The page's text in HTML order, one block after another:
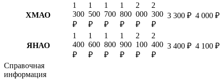
ХМАО
1
300
₽
1
500
₽
1
700
₽
1
800
₽
2
000
₽
2
300
₽
3 300 ₽ 4 000 ₽
ЯНАО
1
400
₽
1
600
₽
1
800
₽
1
900
₽
2
100
₽
2
400
₽
3 400 ₽ 4 100 ₽
Справочная
информация